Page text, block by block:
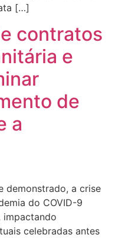
[…]
contratos
e
de
a
demonstrado, a crise
do COVID-9
impactando
celebradas antes